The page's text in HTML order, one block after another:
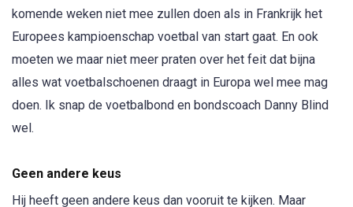
komende weken niet mee zullen doen als in Frankrijk het
Europees kampioenschap voetbal van start gaat. En ook
moeten we maar niet meer praten over het feit dat bijna
alles wat voetbalschoenen draagt in Europa wel mee mag
doen. Ik snap de voetbalbond en bondscoach Danny Blind
wel.
Geen andere keus
Hij heeft geen andere keus dan vooruit te kijken. Maar